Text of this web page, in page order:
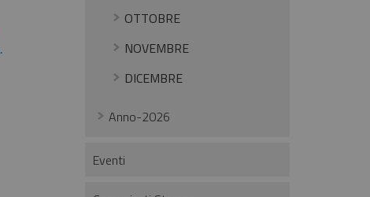
OTTOBRE
NOVEMBRE
DICEMBRE
Anno-2026
Eventi